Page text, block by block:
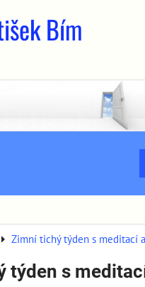
Bím
Zimní tichý týden s meditací
týden s